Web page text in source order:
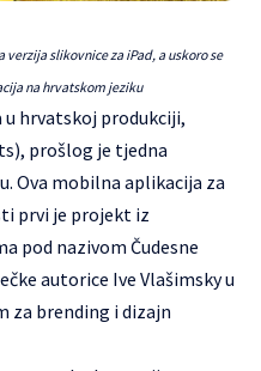
slikovnice za iPad, a uskoro se
na hrvatskom jeziku
hrvatskoj produkciji,
prošlog je tjedna
Ova mobilna aplikacija za
prvi je projekt iz
pod nazivom Čudesne
autorice Ive Vlašimsky u
za brending i dizajn